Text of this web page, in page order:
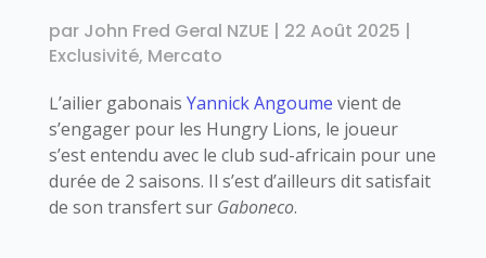
par John Fred Geral NZUE | 22 Août 2025 |
Exclusivité, Mercato
L’ailier gabonais Yannick Angoume vient de
s’engager pour les Hungry Lions, le joueur
s’est entendu avec le club sud-africain pour une
durée de 2 saisons. Il s’est d’ailleurs dit satisfait
de son transfert sur Gaboneco.